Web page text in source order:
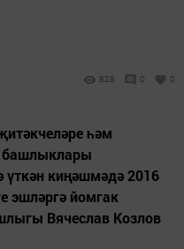
828 0 0
һәм
башлыклары
киңәшмәдә 2016
эшләргә йомгак
Вячеслав Козлов